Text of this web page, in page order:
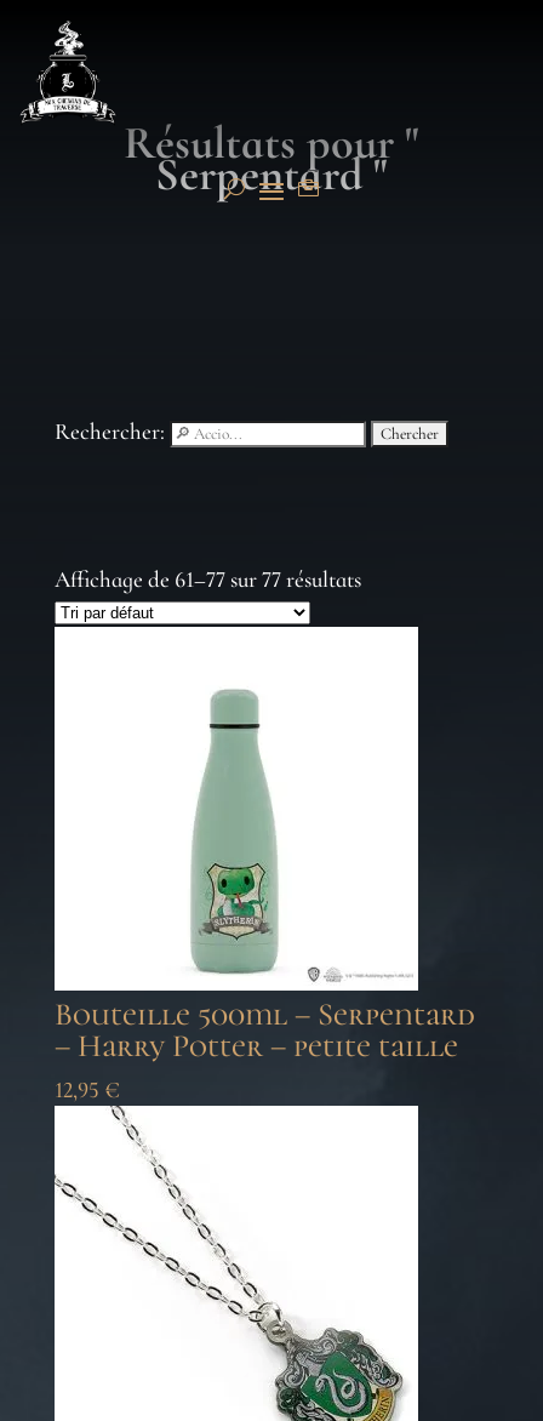
Résultats pour "
Serpentard "
Rechercher:
Affichage de 61–77 sur 77 résultats
Bouteille 500ml – Serpentard
– Harry Potter – petite taille
12,95 €